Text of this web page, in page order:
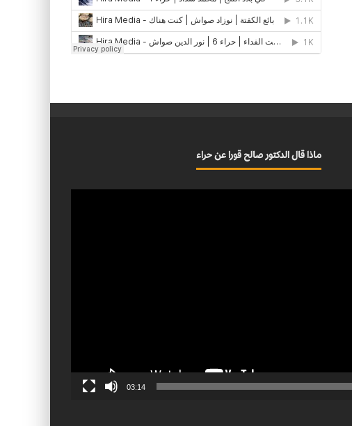
ماذا قال الدكتور صالح قورا عن حراء
03:14